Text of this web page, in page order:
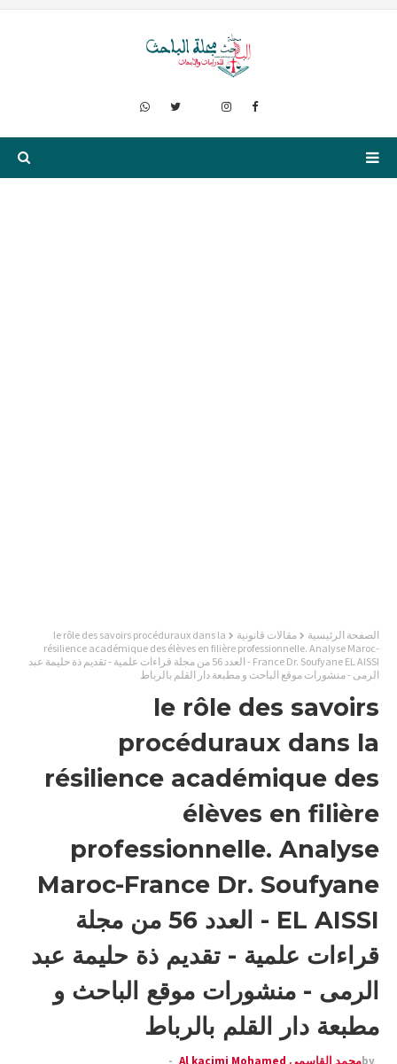
الصفحة الرئيسية مقالات قانونية
le rôle des savoirs procéduraux dans la
résilience académique des élèves en filière professionnelle. Analyse Maroc-
France Dr. Soufyane EL AISSI - العدد 56 من مجلة قراءات علمية - تقديم ذة حليمة عبد
الرمى - منشورات موقع الباحث و مطبعة دار القلم بالرباط
le rôle des savoirs
procéduraux dans la
résilience académique des
élèves en filière
professionnelle. Analyse
Maroc-France Dr. Soufyane
EL AISSI - العدد 56 من مجلة
قراءات علمية - تقديم ذة حليمة عبد
الرمى - منشورات موقع الباحث و
مطبعة دار القلم بالرباط
byمحمد القاسمي Al kacimi Mohamed